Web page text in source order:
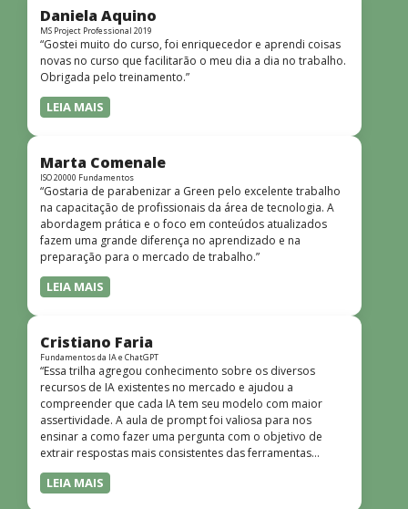
dinâmicas e envolventes. Recomendo o curso para todos
que desejam iniciar ou aprofundar seus conhecimentos em
redes!”
Daniela Aquino
MS Project Professional 2019
“Gostei muito do curso, foi enriquecedor e aprendi coisas
novas no curso que facilitarão o meu dia a dia no trabalho.
Obrigada pelo treinamento.”
LEIA MAIS
Marta Comenale
ISO 20000 Fundamentos
“Gostaria de parabenizar a Green pelo excelente trabalho
na capacitação de profissionais da área de tecnologia. A
abordagem prática e o foco em conteúdos atualizados
fazem uma grande diferença no aprendizado e na
preparação para o mercado de trabalho.”
LEIA MAIS
Cristiano Faria
Fundamentos da IA e ChatGPT
“Essa trilha agregou conhecimento sobre os diversos
recursos de IA existentes no mercado e ajudou a
compreender que cada IA tem seu modelo com maior
assertividade. A aula de prompt foi valiosa para nos
ensinar a como fazer uma pergunta com o objetivo de
extrair respostas mais consistentes das ferramentas
disponíveis. O instrutor também é muito bom, além de
dominar o conteúdo, possui uma didática que incentiva o
LEIA MAIS